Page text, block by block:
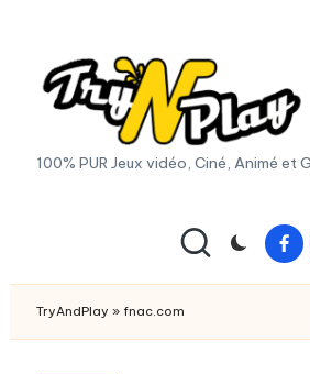
content
T
A
n
100% PUR Jeux vidéo, Ciné, Animé et
TryAndPlay » fnac.com